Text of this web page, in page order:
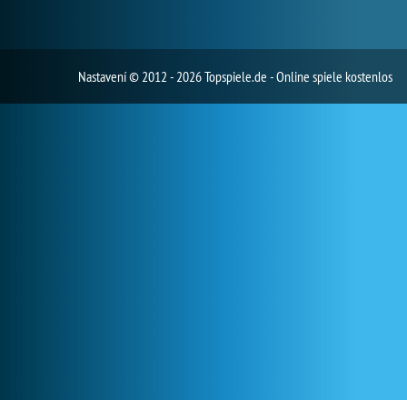
Nastavení© 2012 - 2026 Topspiele.de - Online spiele kostenlos